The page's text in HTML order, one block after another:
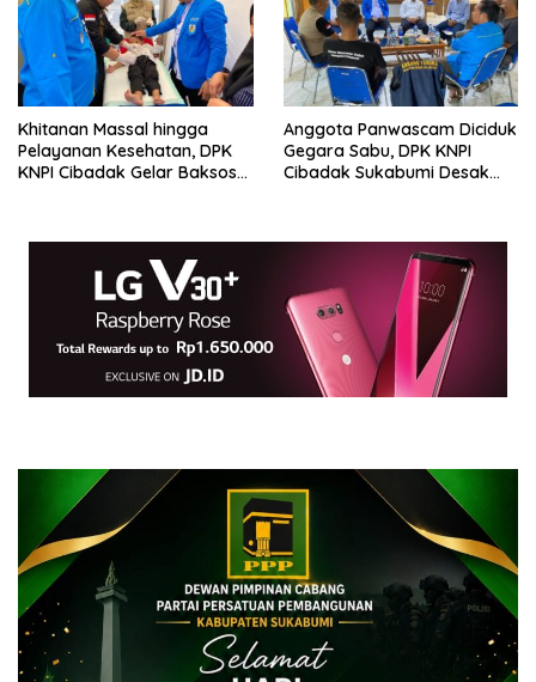
Khitanan Massal hingga
Pelayanan Kesehatan, DPK
KNPI Cibadak Gelar Baksos
Anggota Panwascam Diciduk
Gegara Sabu, DPK KNPI
Cibadak Sukabumi Desak